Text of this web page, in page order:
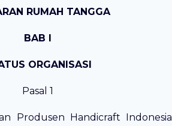
RUMAH TANGGA
BAB I
ORGANISASI
Pasal 1
Produsen Handicraft Indonesia